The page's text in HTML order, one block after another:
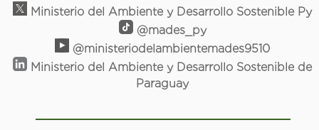
Ministerio del Ambiente y Desarrollo Sostenible Py
@mades_py
@ministeriodelambientemades9510
Ministerio del Ambiente y Desarrollo Sostenible de
Paraguay